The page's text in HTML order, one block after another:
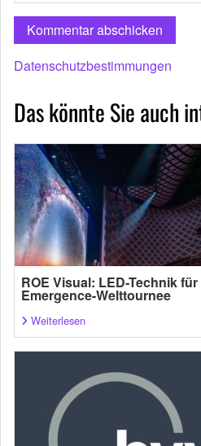
Datenschutzbestimmungen
Das könnte Sie auch
ROE Visual: LED-Technik
Emergence-Welttournee
Weiterlesen